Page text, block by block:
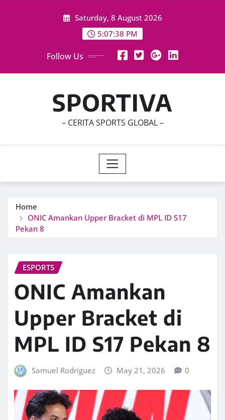
Saturday, 8 August 2026
5:07:40 PM
Follow Us
SPORTIVA
– CERITA SPORTS GLOBAL –
Home
ONIC Amankan Upper Bracket di MPL ID S17
Pekan 8
ESPORTS
ONIC Amankan
Upper Bracket di
MPL ID S17 Pekan 8
Samuel Rodriguez May 21, 2026 0